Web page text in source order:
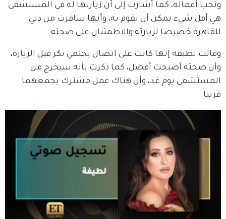
وتحب أعماله، كما أشارت إلى أن زيارتها له في المستشفى
هي أقل شيء يمكن أن تقوم به، وأنها سافرت من دبي
للقاهرة خصيصا لزيارته والاطمئنان على صحته.
وقالت لطيفة إنها كانت على اتصال بحلمي بكر قبل الزيارة،
وأن صحته أصبحت أفضل، كما ذكرت بأنه سيخرج من
المستشفى يوم غد، وأن هناك عمل مشترك يجمعهما
قريبا.